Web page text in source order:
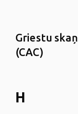
Griestu
(CAC)
H